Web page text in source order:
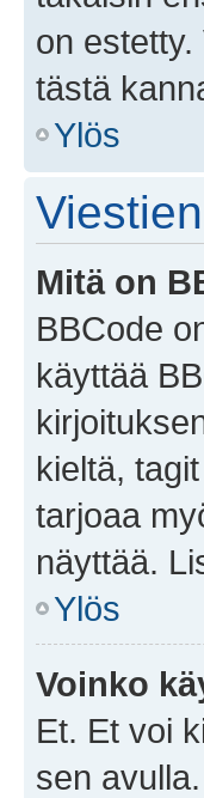
on
tästä
Ylös
Mitä on
BBCode
käyttää
kieltä,
tarjoaa
näyttää.
Ylös
Voinko
Et. Et voi
sen